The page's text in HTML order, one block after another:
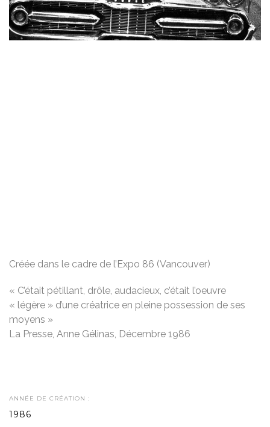
Créée dans le cadre de l’Expo 86 (Vancouver)
« C’était pétillant, drôle, audacieux, c’était l’oeuvre
« légère » d’une créatrice en pleine possession de ses
moyens »
La Presse, Anne Gélinas, Décembre 1986
ANNÉE DE CRÉATION :
1986